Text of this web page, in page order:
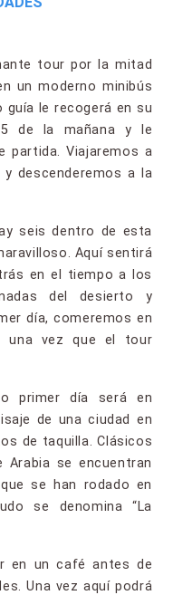
tour por la mitad
un moderno minibús
le recogerá en su
de la mañana y le
partida. Viajaremos a
descenderemos a la
seis dentro de esta
Aquí sentirá
en el tiempo a los
del desierto y
día, comeremos en
una vez que el tour
primer día será en
de una ciudad en
de taquilla. Clásicos
Arabia se encuentran
se han rodado en
se denomina “La
en un café antes de
Una vez aquí podrá